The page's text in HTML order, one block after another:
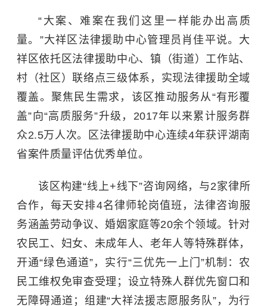
“大案、难案在我们这里一样能办出高质
量。”大祥区法律援助中心管理员肖佳平说。大
祥区依托区法律援助中心、镇（街道）工作站、
村（社区）联络点三级体系，实现法律援助全域
覆盖。聚焦民生需求，该区推动服务从“有形覆
盖”向“高质服务”升级，2017年以来累计服务群
众2.5万人次。区法律援助中心连续4年获评湖南
省案件质量评估优秀单位。
该区构建“线上+线下”咨询网络，与2家律所
合作，每天安排4名律师轮岗值班，法律咨询服
务涵盖劳动争议、婚姻家庭等20余个领域。针对
农民工、妇女、未成年人、老年人等特殊群体，
开通“绿色通道”，实行“三优先一上门”机制：农
民工维权免审查受理；设立特殊人群优先窗口和
无障碍通道；组建“大祥法援志愿服务队”，为行